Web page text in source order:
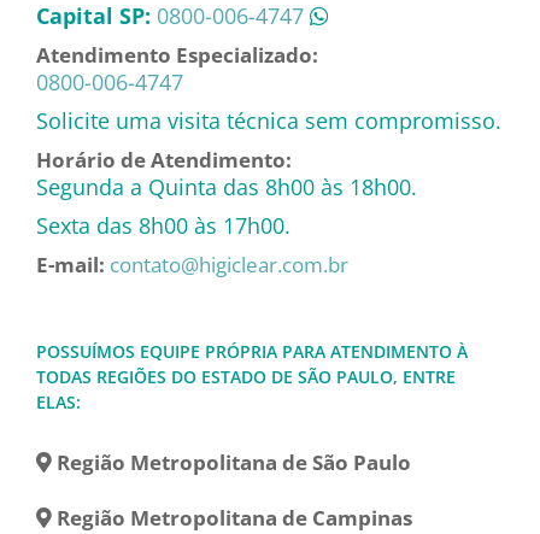
Capital SP: 0800-006-4747
Atendimento Especializado:
0800-006-4747
Solicite uma visita técnica sem compromisso.
Horário de Atendimento:
Segunda a Quinta das 8h00 às 18h00.
Sexta das 8h00 às 17h00.
E-mail: contato@higiclear.com.br
POSSUÍMOS EQUIPE PRÓPRIA PARA ATENDIMENTO À
TODAS REGIÕES DO ESTADO DE SÃO PAULO, ENTRE
ELAS:
Região Metropolitana de São Paulo
Região Metropolitana de Campinas